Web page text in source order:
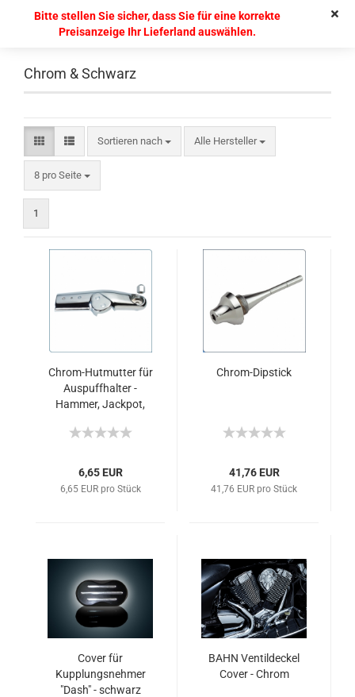
Bitte stellen Sie sicher, dass Sie für eine korrekte
Preisanzeige Ihr Lieferland auswählen.
Chrom & Schwarz
Sortieren nach Alle Hersteller
8 pro Seite
1
Chrom-Hutmutter für
Auspuffhalter -
Hammer, Jackpot,
6,65 EUR
6,65 EUR pro Stück
Chrom-Dipstick
41,76 EUR
41,76 EUR pro Stück
Cover für
Kupplungsnehmer
"Dash" - schwarz
BAHN Ventildeckel
Cover - Chrom